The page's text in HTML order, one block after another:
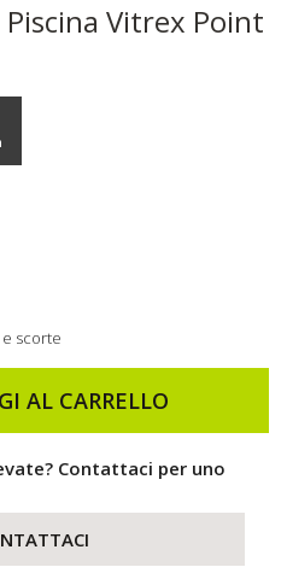
Vitrex Point
e scorte
AL CARRELLO
Contattaci per uno